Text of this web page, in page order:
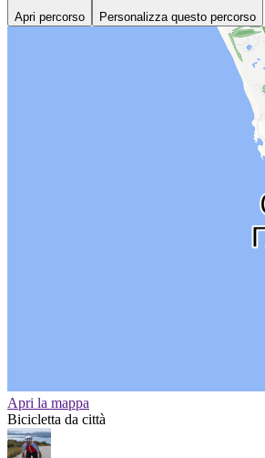
Apri percorso Personalizza questo percorso
Apri la mappa
Bicicletta da città